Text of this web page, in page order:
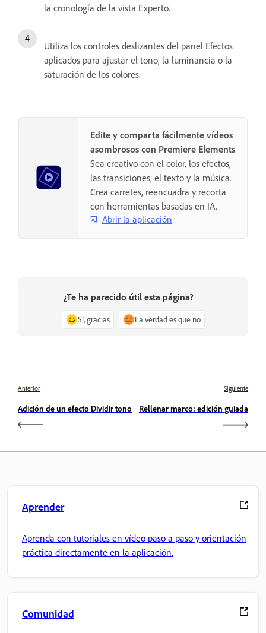
la cronología de la vista Experto.
Utiliza los controles deslizantes del panel Efectos
aplicados para ajustar el tono, la luminancia o la
saturación de los colores.
Edite y comparta fácilmente vídeos
asombrosos con Premiere Elements
Sea creativo con el color, los efectos,
las transiciones, el texto y la música.
Crea carretes, reencuadra y recorta
con herramientas basadas en IA.
Abrir la aplicación
¿Te ha parecido útil esta página?
Sí, gracias La verdad es que no
Anterior
Adición de un efecto Dividir tono
Siguiente
Rellenar marco: edición guiada
Aprender
Aprenda con tutoriales en vídeo paso a paso y orientación
práctica directamente en la aplicación.
Comunidad